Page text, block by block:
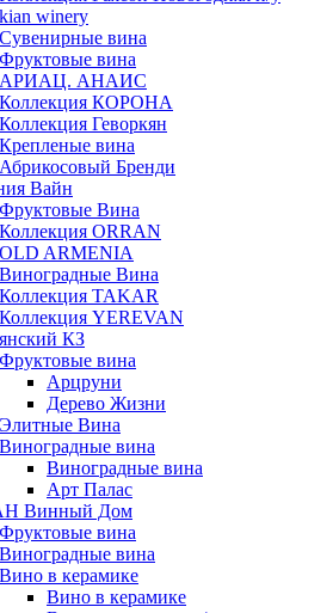
winery
Сувенирные вина
Фруктовые вина
АРИАЦ. АНАИС
Коллекция КОРОНА
Коллекция Геворкян
Крепленые вина
Абрикосовый Бренди
Вайн
Фруктовые Вина
Коллекция ORRAN
OLD ARMENIA
Виноградные Вина
Коллекция TAKAR
Коллекция YEREVAN
КЗ
Фруктовые вина
Арцруни
Дерево Жизни
Элитные Вина
Виноградные вина
Виноградные вина
Арт Палас
Винный Дом
Фруктовые вина
Виноградные вина
Вино в керамике
Вино в керамике